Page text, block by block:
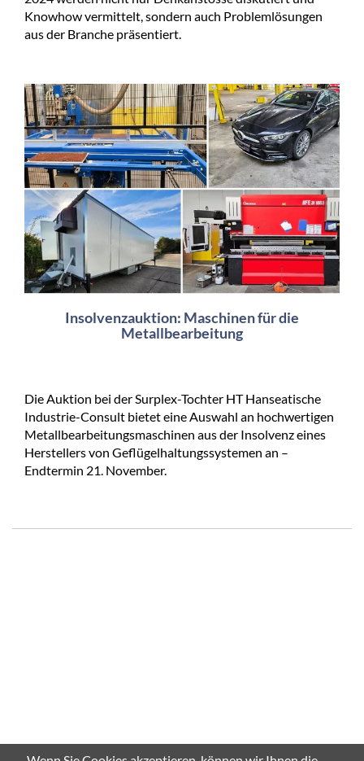
Knowhow vermittelt, sondern auch Problemlösungen
aus der Branche präsentiert.
Insolvenzauktion: Maschinen für die
Metallbearbeitung
Die Auktion bei der Surplex-Tochter HT Hanseatische
Industrie-Consult bietet eine Auswahl an hochwertigen
Metallbearbeitungsmaschinen aus der Insolvenz eines
Herstellers von Geflügelhaltungssystemen an –
Endtermin 21. November.